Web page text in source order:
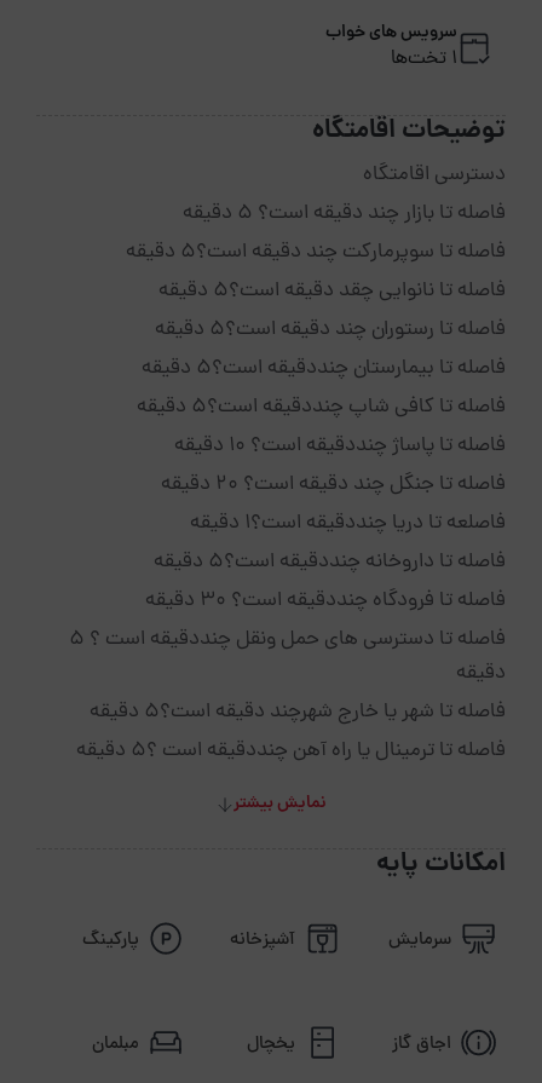
سرویس های خواب
1 تخت‌ها
توضیحات اقامتگاه
دسترسی اقامتگاه
فاصله تا بازار چند دقیقه است؟ 5 دقیقه
فاصله تا سوپرمارکت چند دقیقه است؟5 دقیقه
فاصله تا نانوایی چقد دقیقه است؟5 دقیقه
فاصله تا رستوران چند دقیقه است؟5 دقیقه
فاصله تا بیمارستان چنددقیقه است؟5 دقیقه
فاصله تا کافی شاپ چنددقیقه است؟5 دقیقه
فاصله تا پاساژ چنددقیقه است؟ 10 دقیقه
فاصله تا جنگل چند دقیقه است؟ 20 دقیقه
فاصلعه تا دریا چنددقیقه است؟1 دقیقه
فاصله تا داروخانه چنددقیقه است؟5 دقیقه
فاصله تا فرودگاه چنددقیقه است؟ 30 دقیقه
فاصله تا دسترسی های حمل ونقل چنددقیقه است ؟ 5
دقیقه
فاصله تا شهر یا خارج شهرچند دقیقه است؟5 دقیقه
فاصله تا ترمینال یا راه آهن چنددقیقه است ؟5 دقیقه
نمایش بیشتر
امکانات پایه
سرمایش آشپزخانه پارکینگ
اجاق گاز یخچال مبلمان